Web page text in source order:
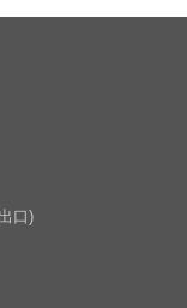
口)